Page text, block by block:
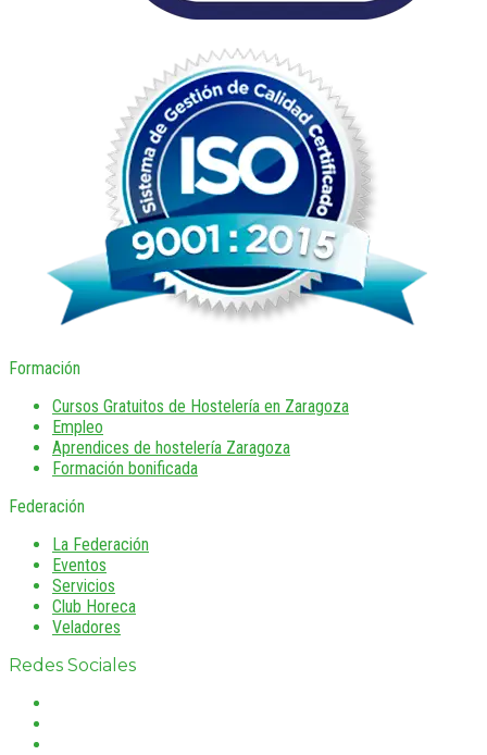
Formación
Cursos Gratuitos de Hostelería en Zaragoza
Empleo
Aprendices de hostelería Zaragoza
Formación bonificada
Federación
La Federación
Eventos
Servicios
Club Horeca
Veladores
Redes Sociales